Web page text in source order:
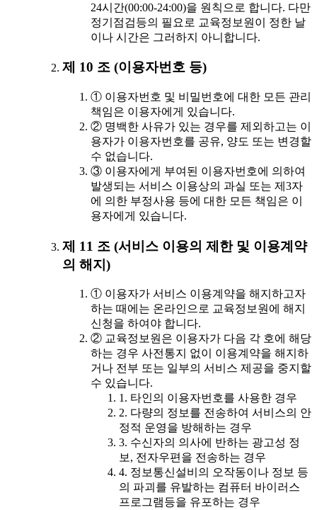
24시간(00:00-24:00)을 원칙으로 합니다. 다만
정기점검등의 필요로 교육정보원이 정한 날
이나 시간은 그러하지 아니합니다.
제 10 조 (이용자번호 등)
① 이용자번호 및 비밀번호에 대한 모든 관리
책임은 이용자에게 있습니다.
② 명백한 사유가 있는 경우를 제외하고는 이
용자가 이용자번호를 공유, 양도 또는 변경할
수 없습니다.
③ 이용자에게 부여된 이용자번호에 의하여
발생되는 서비스 이용상의 과실 또는 제3자
에 의한 부정사용 등에 대한 모든 책임은 이
용자에게 있습니다.
제 11 조 (서비스 이용의 제한 및 이용계약
의 해지)
① 이용자가 서비스 이용계약을 해지하고자
하는 때에는 온라인으로 교육정보원에 해지
신청을 하여야 합니다.
② 교육정보원은 이용자가 다음 각 호에 해당
하는 경우 사전통지 없이 이용계약을 해지하
거나 전부 또는 일부의 서비스 제공을 중지할
수 있습니다.
1. 타인의 이용자번호를 사용한 경우
2. 다량의 정보를 전송하여 서비스의 안
정적 운영을 방해하는 경우
3. 수신자의 의사에 반하는 광고성 정
보, 전자우편을 전송하는 경우
4. 정보통신설비의 오작동이나 정보 등
의 파괴를 유발하는 컴퓨터 바이러스
프로그램등을 유포하는 경우